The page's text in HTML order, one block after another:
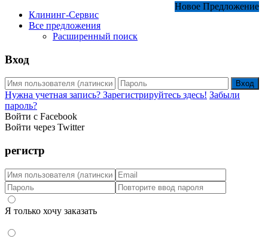
Клининг-Сервис
Все предложения
Расширенный поиск
Вход
Вход
Нужна учетная запись? Зарегистрируйтесь здесь! Забыли
пароль?
Войти с Facebook
Войти через Twitter
регистр
Я только хочу заказать
Новое Предложение